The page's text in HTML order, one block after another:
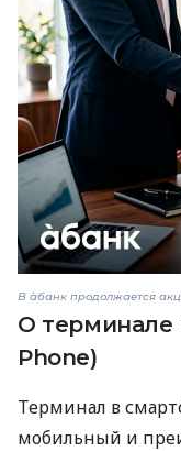
В àбанк продолжается
О терминале
Phone)
Терминал в
мобильный и